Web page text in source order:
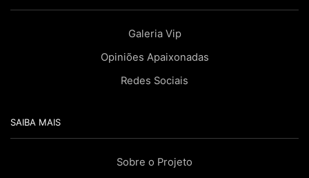
Galeria Vip
Opiniões Apaixonadas
Redes Sociais
SAIBA MAIS
Sobre o Projeto